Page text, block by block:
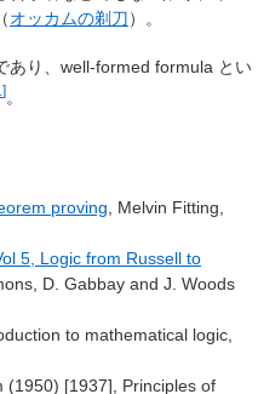
オッカムの剃刀）。
り、 well-formed formula とい
]。
proving , Melvin Fitting,
5, Logic from Russell to
D. Gabbay and J. Woods
to mathematical logic,
(1950) [1937], Principles of